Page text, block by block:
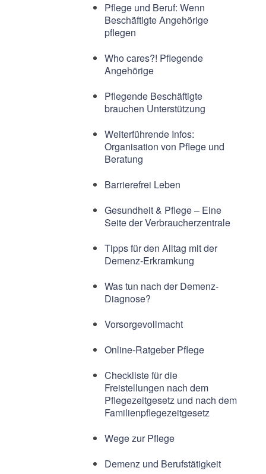
Pflege und Beruf: Wenn
Beschäftigte Angehörige
pflegen
Who cares?! Pflegende
Angehörige
Pflegende Beschäftigte
brauchen Unterstützung
Weiterführende Infos:
Organisation von Pflege und
Beratung
Barrierefrei Leben
Gesundheit & Pflege – Eine
Seite der Verbraucherzentrale
Tipps für den Alltag mit der
Demenz-Erkramkung
Was tun nach der Demenz-
Diagnose?
Vorsorgevollmacht
Online-Ratgeber Pflege
Checkliste für die
Freistellungen nach dem
Pflegezeitgesetz und nach dem
Familienpflegezeitgesetz
Wege zur Pflege
Demenz und Berufstätigkeit